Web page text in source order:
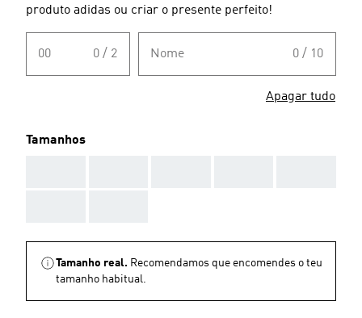
produto adidas ou criar o presente perfeito!
00 0 / 2 Nome 0 / 10
Apagar tudo
Tamanhos
Tamanho real. Recomendamos que encomendes o teu
tamanho habitual.